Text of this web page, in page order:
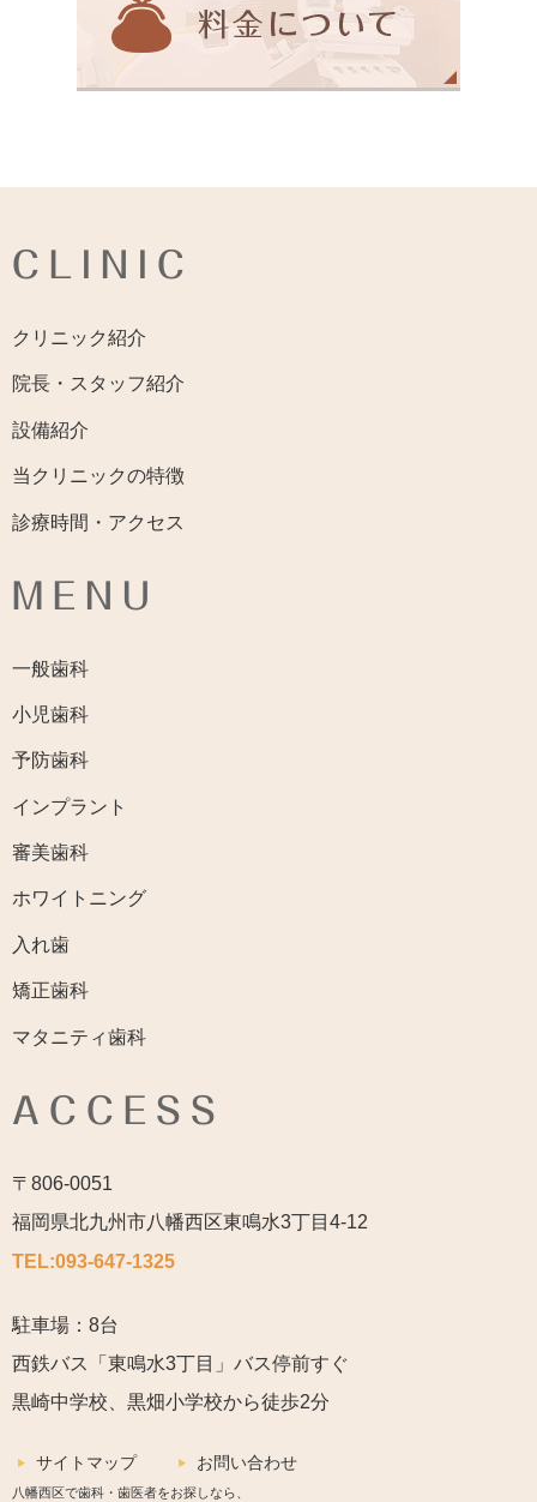
CLINIC
クリニック紹介
院長・スタッフ紹介
設備紹介
当クリニックの特徴
診療時間・アクセス
MENU
一般歯科
小児歯科
予防歯科
インプラント
審美歯科
ホワイトニング
入れ歯
矯正歯科
マタニティ歯科
ACCESS
〒806-0051
福岡県北九州市八幡西区東鳴水3丁目4-12
TEL:093-647-1325
駐車場：8台
西鉄バス「東鳴水3丁目」バス停前すぐ
黒崎中学校、黒畑小学校から徒歩2分
サイトマップ お問い合わせ
八幡西区で歯科・歯医者をお探しなら、